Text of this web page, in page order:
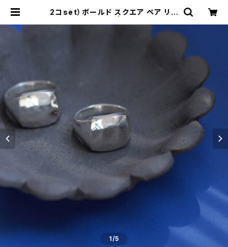
2コset）ボールド スクエア ペア リン
1/5